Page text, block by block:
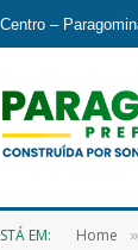
–
EM: Home »